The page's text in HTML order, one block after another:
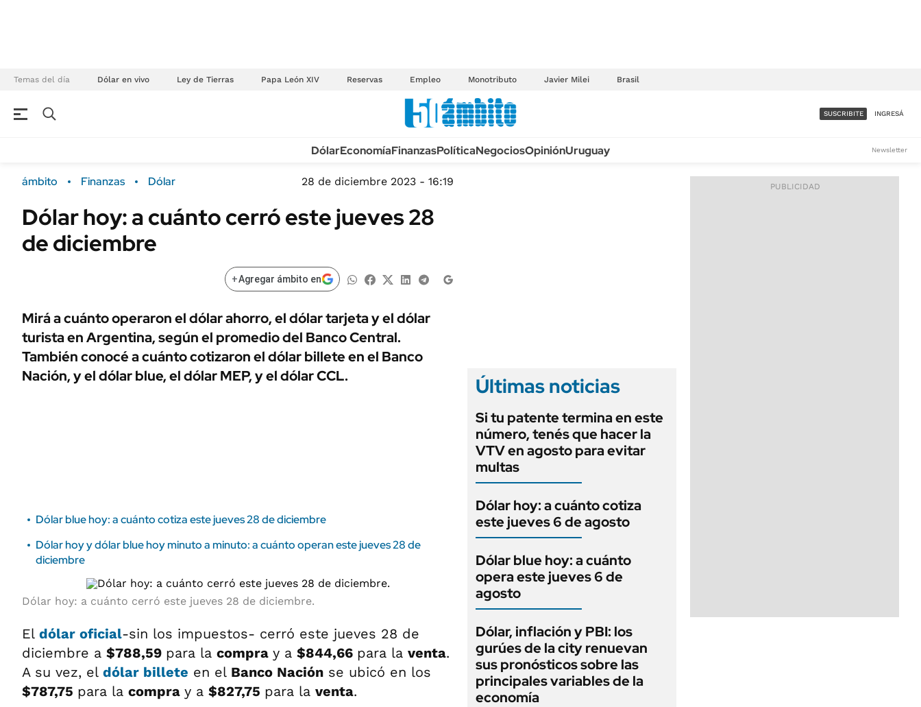
Temas del día Dólar en vivo Ley de Tierras Papa León XIV Reservas Empleo Monotributo Javier Milei Brasil
Campo
FINANZAS
ÁMBITO DEBATE
MEDIAKIT AMBITO DEBATE
Sustentabilidad
POLÍTICA
URUGUAY
TECNOLOGÍA
MÉXICO
MUNDO
LIFESTYLE
AUTOS
ACCESO FULL - $1.800/MES
SUSCRIBITE INGRESÁ
DólarEconomíaFinanzasPolíticaNegociosOpiniónUruguay Newsletter
ámbito Finanzas Dólar 28 de diciembre 2023 - 16:19
Dólar hoy: a cuánto cerró este jueves 28
de diciembre
+Agregar ámbito en
Mirá a cuánto operaron el dólar ahorro, el dólar tarjeta y el dólar
turista en Argentina, según el promedio del Banco Central.
También conocé a cuánto cotizaron el dólar billete en el Banco
Nación, y el dólar blue, el dólar MEP, y el dólar CCL.
Dólar blue hoy: a cuánto cotiza este jueves 28 de diciembre
Dólar hoy y dólar blue hoy minuto a minuto: a cuánto operan este jueves 28 de
diciembre
Dólar hoy: a cuánto cerró este jueves 28 de diciembre.
El dólar oficial-sin los impuestos- cerró este jueves 28 de
diciembre a $788,59 para la compra y a $844,66 para la venta.
A su vez, el dólar billete en el Banco Nación se ubicó en los
$787,75 para la compra y a $827,75 para la venta.
Últimas noticias
Si tu patente termina en este
número, tenés que hacer la
VTV en agosto para evitar
multas
Dólar hoy: a cuánto cotiza
este jueves 6 de agosto
Dólar blue hoy: a cuánto
opera este jueves 6 de
agosto
Dólar, inflación y PBI: los
gurúes de la city renuevan
sus pronósticos sobre las
principales variables de la
economía